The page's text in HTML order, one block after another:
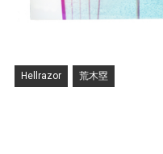
Hellrazor 荒木塁